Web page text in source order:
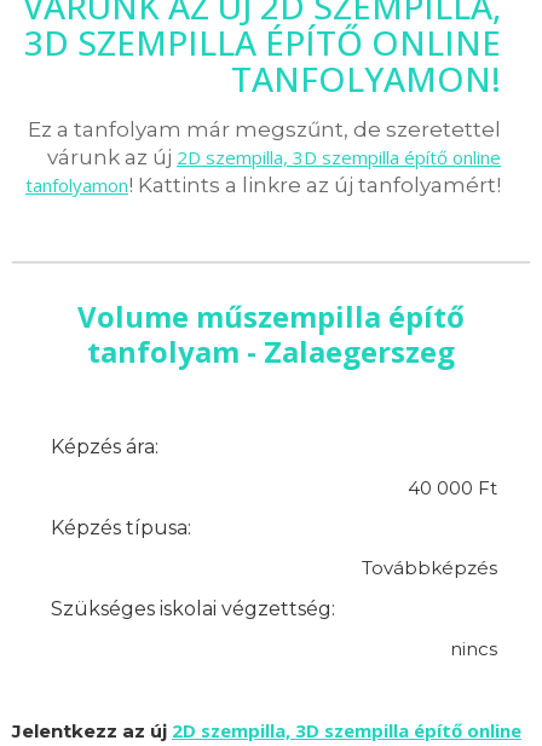
3D SZEMPILLA ÉPÍTŐ ONLINE
TANFOLYAMON!
Ez a tanfolyam már megszűnt, de szeretettel
várunk az új 2D szempilla, 3D szempilla építő online
tanfolyamon! Kattints a linkre az új tanfolyamért!
Volume műszempilla építő
tanfolyam - Zalaegerszeg
Képzés ára:
40 000 Ft
Képzés típusa:
Továbbképzés
Szükséges iskolai végzettség:
nincs
Jelentkezz az új 2D szempilla, 3D szempilla építő online